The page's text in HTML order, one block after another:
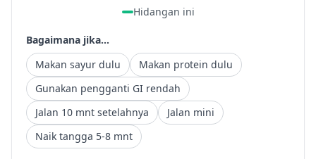
Hidangan ini
Bagaimana jika...
Makan sayur dulu
Makan protein dulu
Gunakan pengganti GI rendah
Jalan 10 mnt setelahnya
Jalan mini
Naik tangga 5-8 mnt